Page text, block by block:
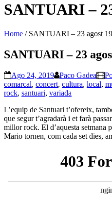
SANTUARI –
Home / SANTUARI – 23 agost 19
SANTUARI – 23
Ago 24, 2019 Paco Gadea
comarcal, concert, cultura, local,
rock, santuari, variada
L’equip de Santuari t’ofereix,
que segur t’agradarà i et farà
millor rock. El d’aquesta
Mario tornen, com cada set dies,